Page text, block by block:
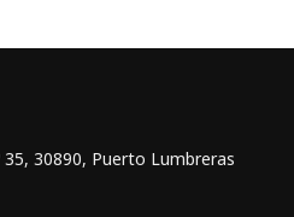
35, 30890, Puerto Lumbreras